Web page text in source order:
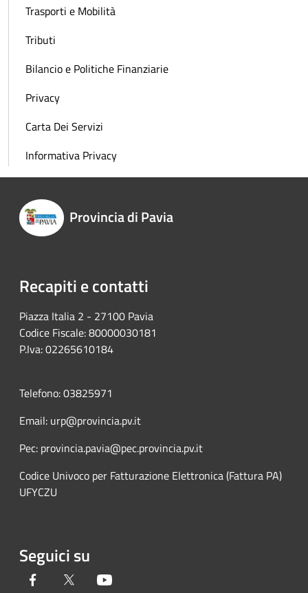
Trasporti e Mobilità
Tributi
Bilancio e Politiche Finanziarie
Privacy
Carta Dei Servizi
Informativa Privacy
Provincia di Pavia
Recapiti e contatti
Piazza Italia 2 - 27100 Pavia
Codice Fiscale: 80000030181
P.Iva: 02265610184
Telefono: 03825971
Email: urp@provincia.pv.it
Pec: provincia.pavia@pec.provincia.pv.it
Codice Univoco per Fatturazione Elettronica (Fattura PA)
UFYCZU
Seguici su
Facebook Twitter